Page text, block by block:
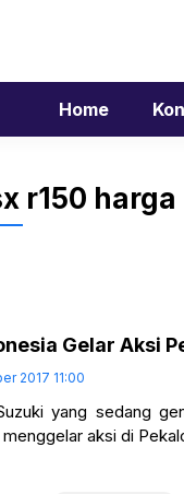
Home
r150 harga
Gelar Aksi
2017 11:00
yang sedang
aksi di